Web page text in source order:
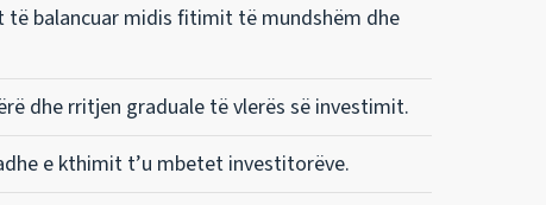
balancuar midis fitimit të mundshëm dhe
dhe rritjen graduale të vlerës së investimit.
e kthimit t’u mbetet investitorëve.